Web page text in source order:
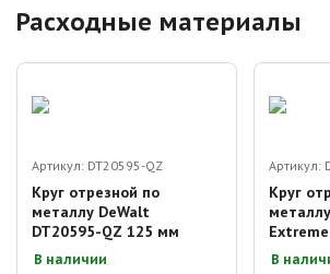
Расходные материалы
Артикул: DT20595-QZ
Круг отрезной по
металлу DeWalt
DT20595-QZ 125 мм
В наличии
Артикул:
Круг
В